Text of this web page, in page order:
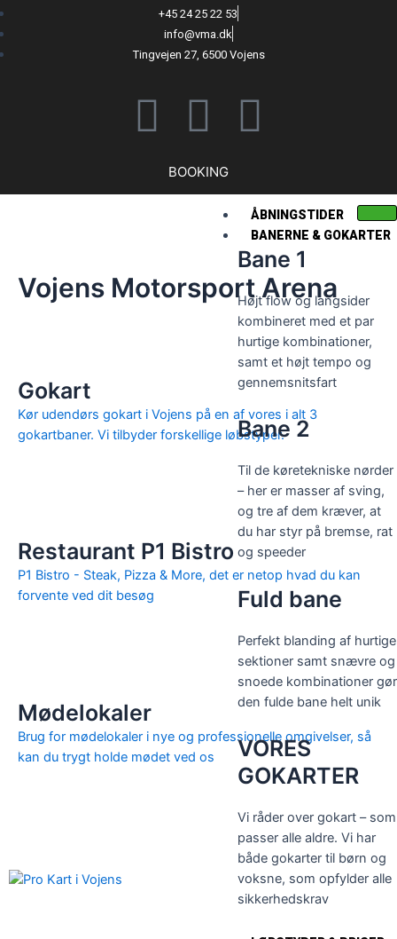
+45 24 25 22 53
info@vma.dk
Tingvejen 27, 6500 Vojens
BOOKING
ÅBNINGSTIDER
BANERNE & GOKARTER
Bane 1
Højt flow og langsider
kombineret med et par
hurtige kombinationer,
samt et højt tempo og
gennemsnitsfart
Bane 2
Til de køretekniske nørder
– her er masser af sving,
og tre af dem kræver, at
du har styr på bremse, rat
og speeder
Fuld bane
Perfekt blanding af hurtige
sektioner samt snævre og
snoede kombinationer gør
den fulde bane helt unik
VORES
GOKARTER
Vi råder over gokart – som
passer alle aldre. Vi har
både gokarter til børn og
voksne, som opfylder alle
sikkerhedskrav
Vojens Motorsport Arena
Gokart
Kør udendørs gokart i Vojens på en af vores i alt 3
gokartbaner. Vi tilbyder forskellige løbstyper.
Restaurant P1 Bistro
P1 Bistro - Steak, Pizza & More, det er netop hvad du kan
forvente ved dit besøg
Mødelokaler
Brug for mødelokaler i nye og professionelle omgivelser, så
kan du trygt holde mødet ved os